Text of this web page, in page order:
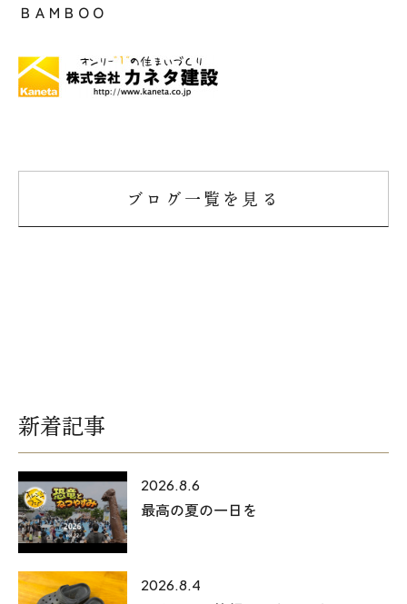
ＢＡＭＢＯＯ
ブログ一覧を見る
新着記事
2026.8.6
最高の夏の一日を
2026.8.4